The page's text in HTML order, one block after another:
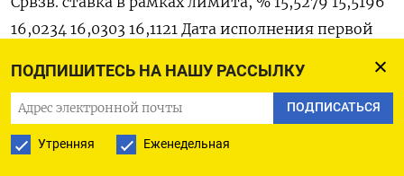
ПОДПИШИТЕСЬ НА НАШУ РАССЫЛКУ
ПОДПИСАТЬСЯ
Утренняя Еженедельная
16,0234 16,‌0303 16,1121 Дата исполнения первой
Дата ​исполнения второй части сделки 4 мар 25
‌фев 18 фев 11 фев 4 фев